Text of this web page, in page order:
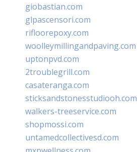
giobastian.com
glpascensori.com
rifloorepoxy.com
woolleymillingandpaving.com
uptonpvd.com
2troublegrill.com
casateranga.com
sticksandstonesstudiooh.com
walkers-treeservice.com
shopmossi.com
untamedcollectivesd.com